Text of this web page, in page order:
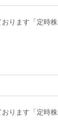
ります「定時
ります「定時